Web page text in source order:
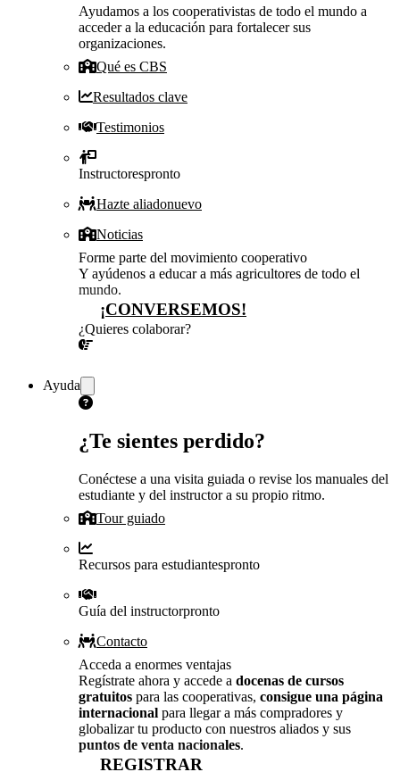
Ayudamos a los cooperativistas de todo el mundo a
acceder a la educación para fortalecer sus
organizaciones.
Qué es CBS
Resultados clave
Testimonios
Instructorespronto
Hazte aliadonuevo
Noticias
Forme parte del movimiento cooperativo
Y ayúdenos a educar a más agricultores de todo el
mundo.
¡CONVERSEMOS!
¿Quieres colaborar?
Ayuda
¿Te sientes perdido?
Conéctese a una visita guiada o revise los manuales del
estudiante y del instructor a su propio ritmo.
Tour guiado
Recursos para estudiantespronto
Guía del instructorpronto
Contacto
Acceda a enormes ventajas
Regístrate ahora y accede a docenas de cursos
gratuitos para las cooperativas, consigue una página
internacional para llegar a más compradores y
globalizar tu producto con nuestros aliados y sus
puntos de venta nacionales.
REGISTRAR